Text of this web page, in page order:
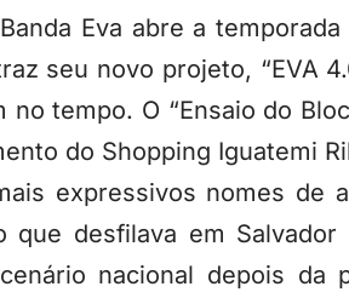
Eva abre a
seu novo projeto, “EVA
tempo. O “Ensaio do
do Shopping Iguatemi
expressivos nomes de
que desfilava em
nacional depois da